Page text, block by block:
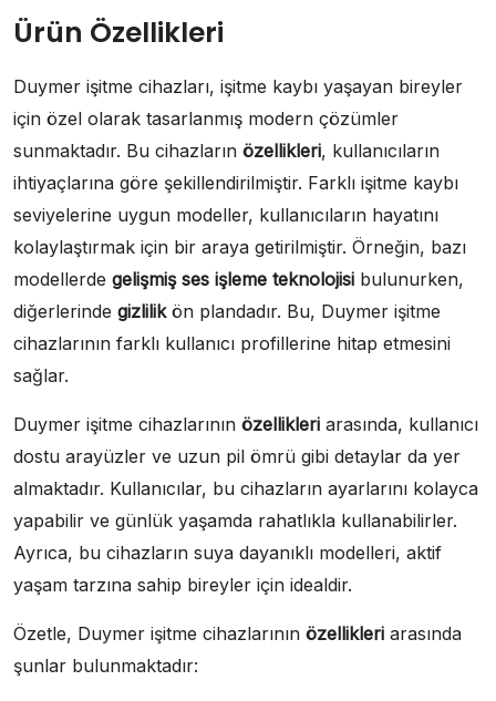
Ürün Özellikleri
Duymer işitme cihazları, işitme kaybı yaşayan bireyler
için özel olarak tasarlanmış modern çözümler
sunmaktadır. Bu cihazların özellikleri, kullanıcıların
ihtiyaçlarına göre şekillendirilmiştir. Farklı işitme kaybı
seviyelerine uygun modeller, kullanıcıların hayatını
kolaylaştırmak için bir araya getirilmiştir. Örneğin, bazı
modellerde gelişmiş ses işleme teknolojisi bulunurken,
diğerlerinde gizlilikön plandadır. Bu, Duymer işitme
cihazlarının farklı kullanıcı profillerine hitap etmesini
sağlar.
Duymer işitme cihazlarının özellikleri arasında, kullanıcı
dostu arayüzler ve uzun pil ömrü gibi detaylar da yer
almaktadır. Kullanıcılar, bu cihazların ayarlarını kolayca
yapabilir ve günlük yaşamda rahatlıkla kullanabilirler.
Ayrıca, bu cihazların suya dayanıklı modelleri, aktif
yaşam tarzına sahip bireyler için idealdir.
Özetle, Duymer işitme cihazlarının özellikleri arasında
şunlar bulunmaktadır: